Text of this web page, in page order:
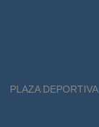
PLAZA DEPORTIVA